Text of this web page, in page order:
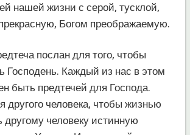
нашей жизни с серой, тусклой,
Богом преображаемую.
послан для того, чтобы
Господень. Каждый из нас в этом
быть предтечей для Господа.
другого человека, чтобы жизнью
другому человеку истинную